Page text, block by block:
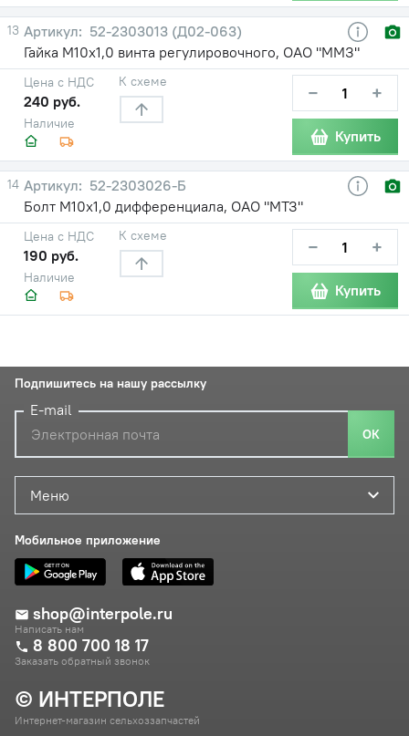
13
52-2303013 (Д02-063)
Гайка М10х1,0 винта регулировочного, ОАО "ММЗ"
Наличие
Цена с НДС
240 руб.
К схеме − +
Купить
14
52-2303026-Б
Болт М10х1,0 дифференциала, ОАО "МТЗ"
Наличие
Цена с НДС
190 руб.
К схеме − +
Купить
© ИНТЕРПОЛЕ
Интернет-магазин сельхоззапчастей
Меню
Мобильное приложение
shop@interpole.ru
Написать нам
8 800 700 18 17
Заказать обратный звонок
Подпишитесь на нашу рассылку
E-mail
ОК